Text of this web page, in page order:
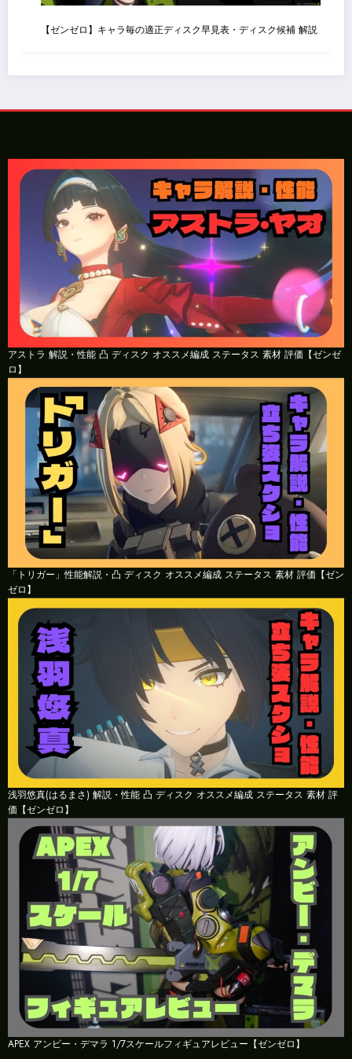
【ゼンゼロ】キャラ毎の適正ディスク早見表・ディスク候補 解説
アストラ 解説・性能 凸 ディスク オススメ編成 ステータス 素材 評価【ゼンゼ
ロ】
「トリガー」性能解説・凸 ディスク オススメ編成 ステータス 素材 評価【ゼン
ゼロ】
浅羽悠真(はるまさ) 解説・性能 凸 ディスク オススメ編成 ステータス 素材 評
価【ゼンゼロ】
APEX アンビー・デマラ 1/7スケールフィギュアレビュー【ゼンゼロ】